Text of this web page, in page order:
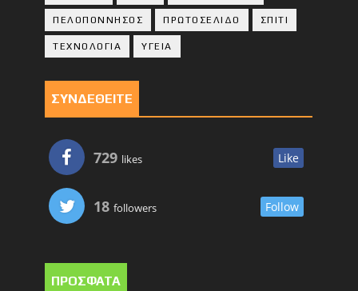
ΠΕΛΟΠΟΝΝΗΣΟΣ ΠΡΩΤΟΣΕΛΙΔΟ ΣΠΙΤΙ
ΤΕΧΝΟΛΟΓΙΑ ΥΓΕΙΑ
ΣΥΝΔΕΘΕΙΤΕ
729 likes Like
18 followers Follow
ΠΡΟΣΦΑΤΑ